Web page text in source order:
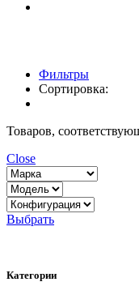
Фильтры
Сортировка:
Товаров,
Close
Выбрать
Категории